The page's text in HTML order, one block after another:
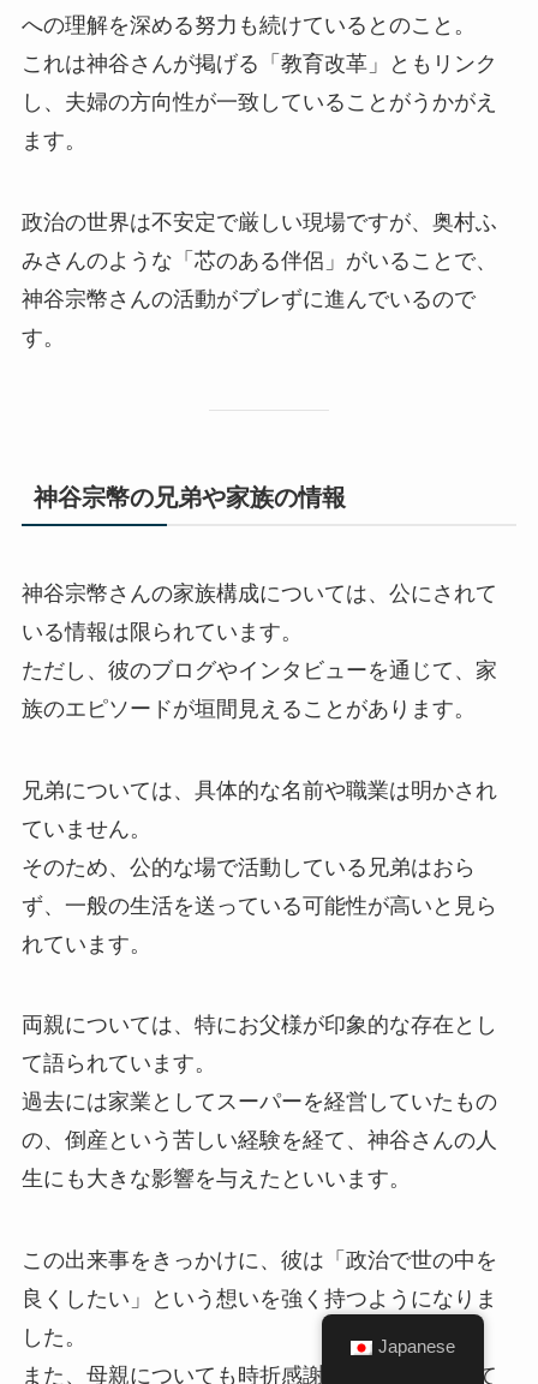
への理解を深める努力も続けているとのこと。
これは神谷さんが掲げる「教育改革」ともリンク
し、夫婦の方向性が一致していることがうかがえ
ます。
政治の世界は不安定で厳しい現場ですが、奥村ふ
みさんのような「芯のある伴侶」がいることで、
神谷宗幣さんの活動がブレずに進んでいるので
す。
神谷宗幣の兄弟や家族の情報
神谷宗幣さんの家族構成については、公にされて
いる情報は限られています。
ただし、彼のブログやインタビューを通じて、家
族のエピソードが垣間見えることがあります。
兄弟については、具体的な名前や職業は明かされ
ていません。
そのため、公的な場で活動している兄弟はおら
ず、一般の生活を送っている可能性が高いと見ら
れています。
両親については、特にお父様が印象的な存在とし
て語られています。
過去には家業としてスーパーを経営していたもの
の、倒産という苦しい経験を経て、神谷さんの人
生にも大きな影響を与えたといいます。
この出来事をきっかけに、彼は「政治で世の中を
良くしたい」という想いを強く持つようになりま
した。
また、母親についても時折感謝の言葉が登場して
Japanese